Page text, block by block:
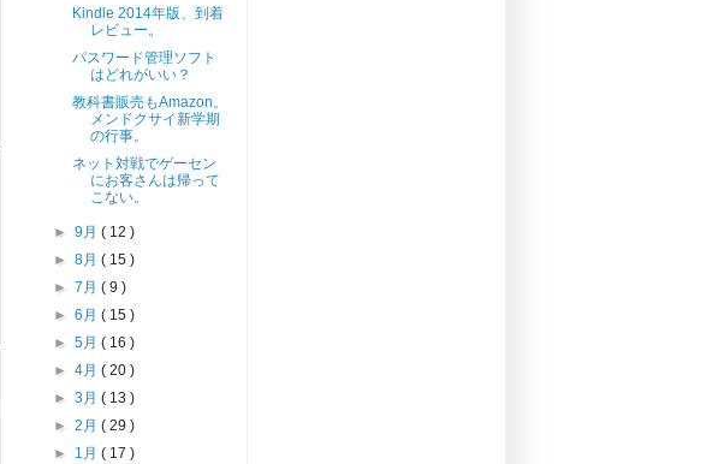
Kindle 2014年版、到着
レビュー。
パスワード管理ソフト
はどれがいい？
教科書販売もAmazon。
メンドクサイ新学期
の行事。
ネット対戦でゲーセン
にお客さんは帰って
こない。
►9月( 12 )
►8月( 15 )
►7月( 9 )
►6月( 15 )
►5月( 16 )
►4月( 20 )
►3月( 13 )
►2月( 29 )
► 1月( 17 )